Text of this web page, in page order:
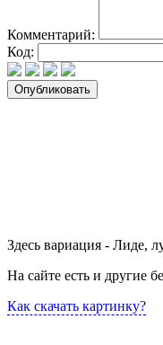
Комментарий:
Код:
Здесь вариация - Лиде,
На сайте есть и другие
Как скачать картинку?